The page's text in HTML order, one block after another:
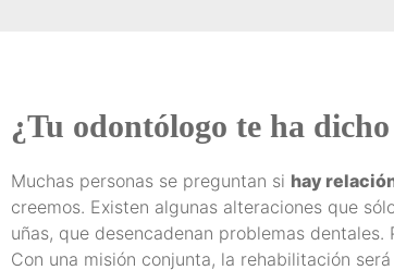
¿Tu odontólogo te ha
Muchas personas se preguntan si hay
creemos. Existen algunas alteraciones que
uñas, que desencadenan problemas dentales.
Con una misión conjunta, la rehabilitación